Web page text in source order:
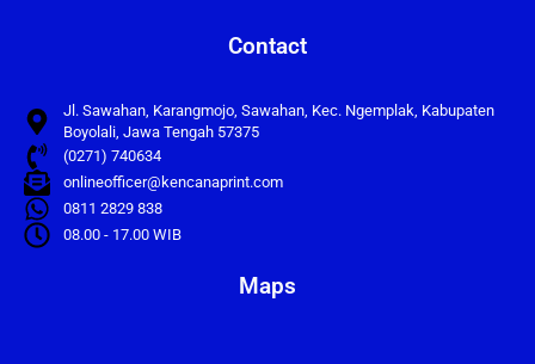
Contact
Jl. Sawahan, Karangmojo, Sawahan, Kec. Ngemplak, Kabupaten
Boyolali, Jawa Tengah 57375
(0271) 740634
onlineofficer@kencanaprint.com
0811 2829 838
08.00 - 17.00 WIB
Maps